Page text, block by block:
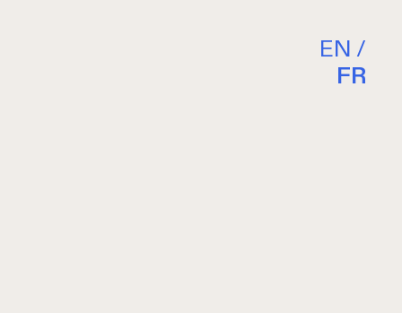
EN /
FR